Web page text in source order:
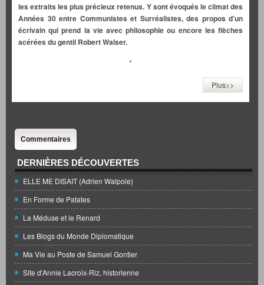
les extraits les plus précieux retenus. Y sont évoqués le climat des
Années 30 entre Communistes et Surréalistes, des propos d’un
écrivain qui prend la vie avec philosophie ou encore les flèches
acérées du gentil Robert Walser.
*
Plus>>
Commentaires
DERNIÈRES DÉCOUVERTES
ELLE ME DISAIT (Adrien Walpole)
En Forme de Patates
La Méduse et le Renard
Les Blogs du Monde Diplomatique
Ma Vie au Poste de Samuel Gontier
Site d'Annie Lacroix-Riz, historienne